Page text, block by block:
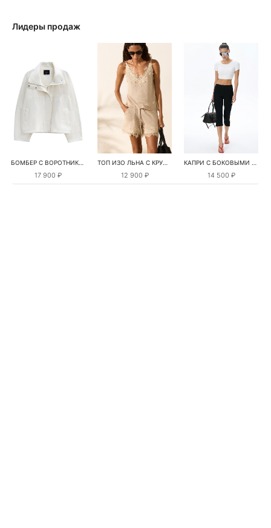
Лидеры продаж
БОМБЕР С ВОРОТНИКОМ-СТОЙКОЙ
17 900 ₽
ТОП ИЗО ЛЬНА С КРУЖЕВОМ
12 900 ₽
КАПРИ С БОКОВЫМИ РАЗРЕЗАМИ
14 500 ₽